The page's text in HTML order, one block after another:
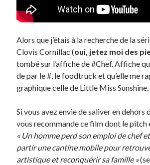
Alors que j’étais à la recherche de la
Clovis Cornillac (oui, jetez moi des
tombé sur l’affiche de #Chef. Affiche
de par le #, le foodtruck et qu’elle me
graphique celle de Little Miss Sunshine.
Si vous avez envie de saliver en dehors
vous recommande ce film dont le pitch
« Un homme perd son emploi de chef
partir une cantine mobile pour
artistique et reconquérir sa famille »